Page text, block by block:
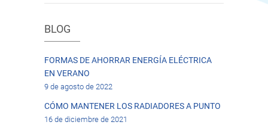
BLOG
FORMAS DE AHORRAR ENERGÍA ELÉCTRICA
EN VERANO
9 de agosto de 2022
CÓMO MANTENER LOS RADIADORES A PUNTO
16 de diciembre de 2021